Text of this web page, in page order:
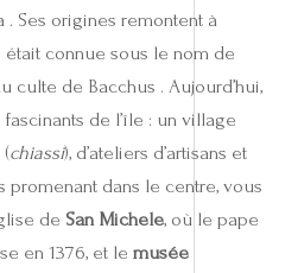
Ses origines remontent à
était connue sous le nom de
culte de Bacchus . Aujourd’hui,
fascinants de l’île : un village
chiassi), d’ateliers d’artisans et
promenant dans le centre, vous
de San Michele, où le pape
en 1376, et le musée